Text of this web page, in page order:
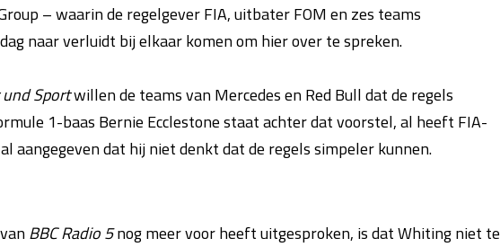
– waarin de regelgever FIA, uitbater FOM en zes teams
naar verluidt bij elkaar komen om hier over te spreken.
Sportwillen de teams van Mercedes en Red Bull dat de regels
1-baas Bernie Ecclestone staat achter dat voorstel, al heeft FIA-
aangegeven dat hij niet denkt dat de regels simpeler kunnen.
BBC Radio 5nog meer voor heeft uitgesproken, is dat Whiting niet te